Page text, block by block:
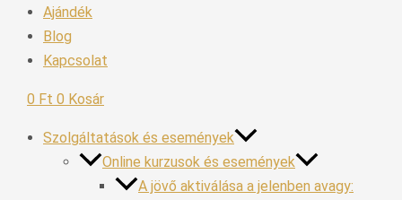
Ajándék
Blog
Kapcsolat
0 Ft 0 Kosár
Szolgáltatások és események
Online kurzusok és események
A jövő aktiválása a jelenben avagy: